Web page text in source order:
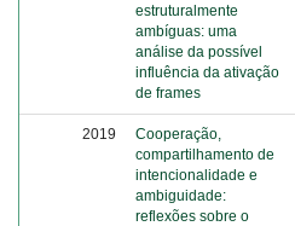
estruturalmente
ambíguas: uma
análise da possível
influência da ativação
de frames
2019
Cooperação,
compartilhamento de
intencionalidade e
ambiguidade:
reflexões sobre o